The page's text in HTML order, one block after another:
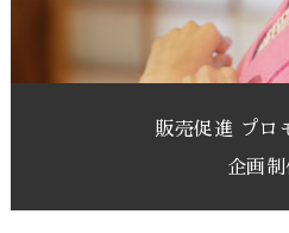
販売促進 プロ
企画制